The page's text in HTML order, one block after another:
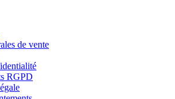
de vente
RGPD